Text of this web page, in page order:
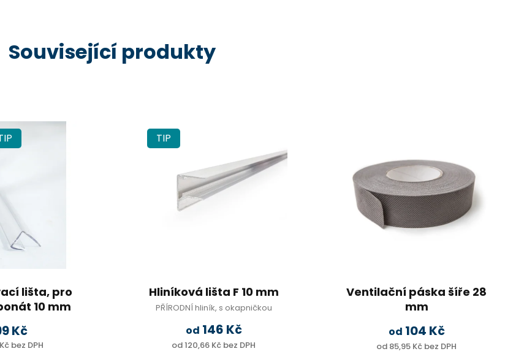
Související produkty
lišta, pro
10 mm
2,1m
bez DPH
Kč
TIP
Hliníková lišta F 10 mm
PŘÍRODNÍ hliník, s okapničkou
od 120,66 Kč bez DPH
od 146 Kč
Ventilační páska šíře 28
mm
od 85,95 Kč bez DPH
od 104 Kč